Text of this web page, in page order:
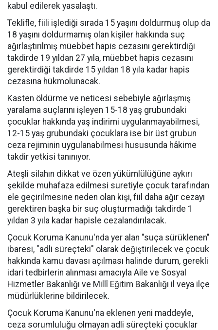
kabul edilerek yasalaştı.
Teklifle, fiili işlediği sırada 15 yaşını doldurmuş olup da
18 yaşını doldurmamış olan kişiler hakkında suç
ağırlaştırılmış müebbet hapis cezasını gerektirdiği
takdirde 19 yıldan 27 yıla, müebbet hapis cezasını
gerektirdiği takdirde 15 yıldan 18 yıla kadar hapis
cezasına hükmolunacak.
Kasten öldürme ve neticesi sebebiyle ağırlaşmış
yaralama suçlarını işleyen 15-18 yaş grubundaki
çocuklar hakkında yaş indirimi uygulanmayabilmesi,
12-15 yaş grubundaki çocuklara ise bir üst grubun
ceza rejiminin uygulanabilmesi hususunda hâkime
takdir yetkisi tanınıyor.
Ateşli silahın dikkat ve özen yükümlülüğüne aykırı
şekilde muhafaza edilmesi suretiyle çocuk tarafından
ele geçirilmesine neden olan kişi, fiil daha ağır cezayı
gerektiren başka bir suç oluşturmadığı takdirde 1
yıldan 3 yıla kadar hapisle cezalandırılacak.
Çocuk Koruma Kanunu'nda yer alan "suça sürüklenen"
ibaresi, "adli süreçteki" olarak değiştirilecek ve çocuk
hakkında kamu davası açılması halinde durum, gerekli
idari tedbirlerin alınması amacıyla Aile ve Sosyal
Hizmetler Bakanlığı ve Millî Eğitim Bakanlığı il veya ilçe
müdürlüklerine bildirilecek.
Çocuk Koruma Kanunu'na eklenen yeni maddeyle,
ceza sorumluluğu olmayan adli süreçteki çocuklar